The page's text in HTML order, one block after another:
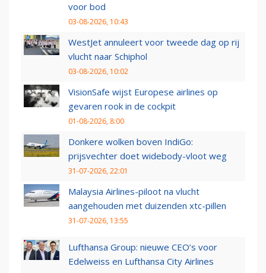
voor bod
03-08-2026, 10:43
WestJet annuleert voor tweede dag op rij
vlucht naar Schiphol
03-08-2026, 10:02
VisionSafe wijst Europese airlines op
gevaren rook in de cockpit
01-08-2026, 8:00
Donkere wolken boven IndiGo:
prijsvechter doet widebody-vloot weg
31-07-2026, 22:01
Malaysia Airlines-piloot na vlucht
aangehouden met duizenden xtc-pillen
31-07-2026, 13:55
Lufthansa Group: nieuwe CEO’s voor
Edelweiss en Lufthansa City Airlines